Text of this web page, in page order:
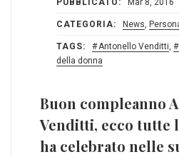
CATEGORIA: News
TAGS: Antonello Venditti
della donna
Buon compleanno
Venditti, ecco tutte
ha celebrato nelle